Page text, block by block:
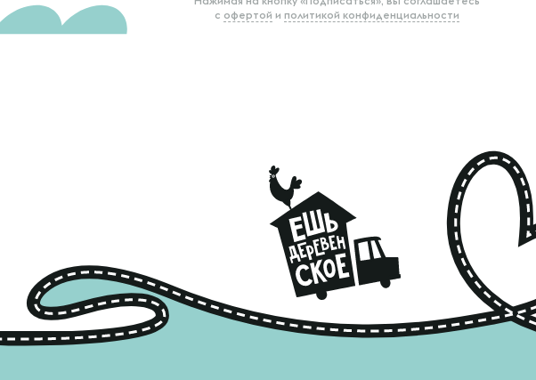
с офертой и политикой конфиденциальности